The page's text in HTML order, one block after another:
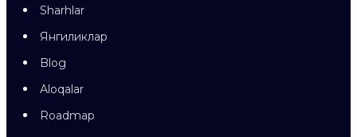
Sharhlar
Янгиликлар
Blog
Aloqalar
Roadmap